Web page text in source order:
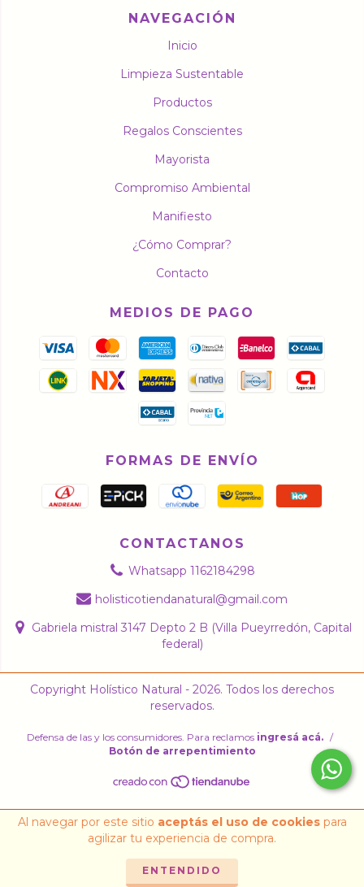
Al navegar por este sitio aceptás el uso de cookiespara
agilizar tu experiencia de compra.
ENTENDIDO
NAVEGACIÓN
Inicio
Limpieza Sustentable
Productos
Regalos Conscientes
Mayorista
Compromiso Ambiental
Manifiesto
¿Cómo Comprar?
Contacto
MEDIOS DE PAGO
FORMAS DE ENVÍO
CONTACTANOS
Whatsapp 1162184298
holisticotiendanatural@gmail.com
Gabriela mistral 3147 Depto 2 B (Villa Pueyrredón, Capital
federal)
Copyright Holístico Natural - 2026. Todos los derechos
reservados.
Defensa de las y los consumidores. Para reclamos ingresá acá. /
Botón de arrepentimiento